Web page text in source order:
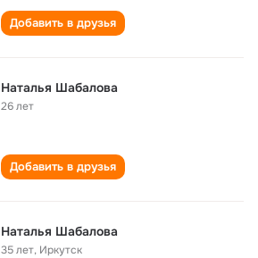
Добавить в друзья
Наталья Шабалова
26 лет
Добавить в друзья
Наталья Шабалова
35 лет, Иркутск